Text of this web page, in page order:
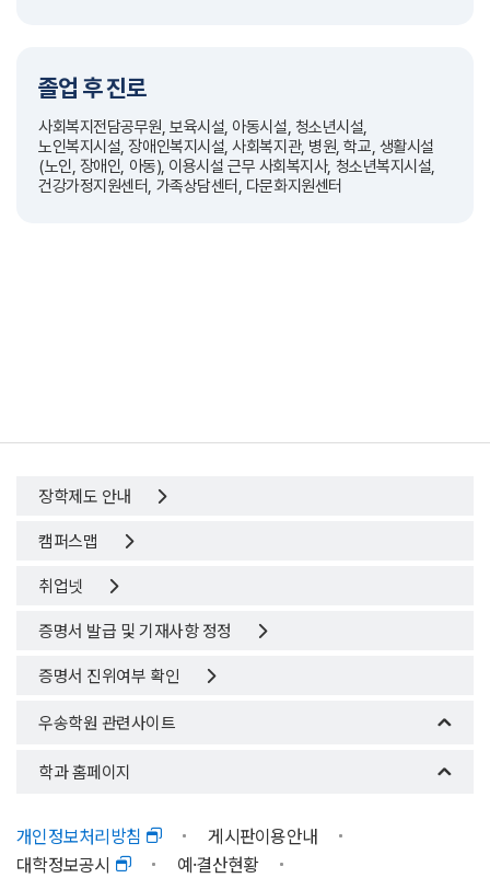
졸업 후 진로
사회복지전담공무원, 보육시설, 아동시설, 청소년시설,
노인복지시설, 장애인복지시설, 사회복지관, 병원, 학교, 생활시설
(노인, 장애인, 아동), 이용시설 근무 사회복지사, 청소년복지시설,
건강가정지원센터, 가족상담센터, 다문화지원센터
장학제도 안내
캠퍼스맵
취업넷
증명서 발급 및 기재사항 정정
증명서 진위여부 확인
우송학원 관련사이트
학과 홈페이지
개인정보처리방침
게시판이용안내
대학정보공시
예·결산현황